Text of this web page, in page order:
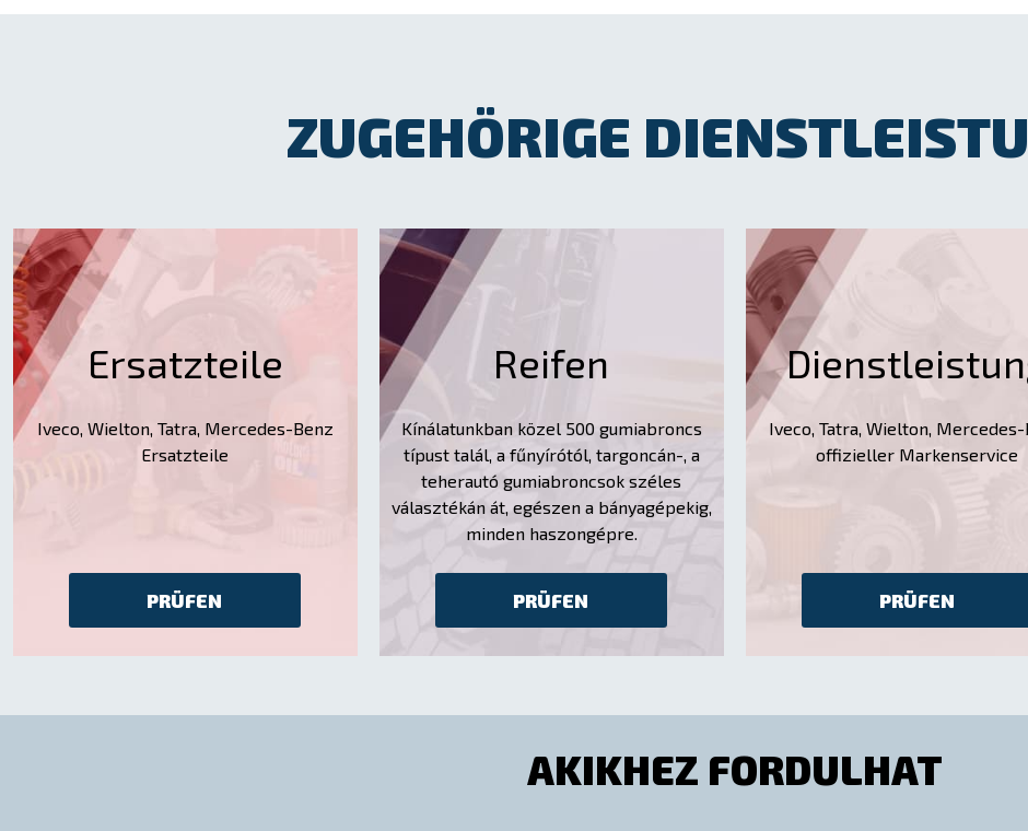
ZUGEHÖRIGE
Ersatzteile
Iveco, Wielton, Tatra, Mercedes-Benz
Ersatzteile
PRÜFEN
Reifen
Kínálatunkban közel 500 gumiabroncs
típust talál, a fűnyírótól, targoncán-, a
teherautó gumiabroncsok széles
választékán át, egészen a bányagépekig,
minden haszongépre.
PRÜFEN
Iveco, Tatra, Wielton,
offizieller Markenservice
PRÜFEN
AKIKHEZ FORDULHAT